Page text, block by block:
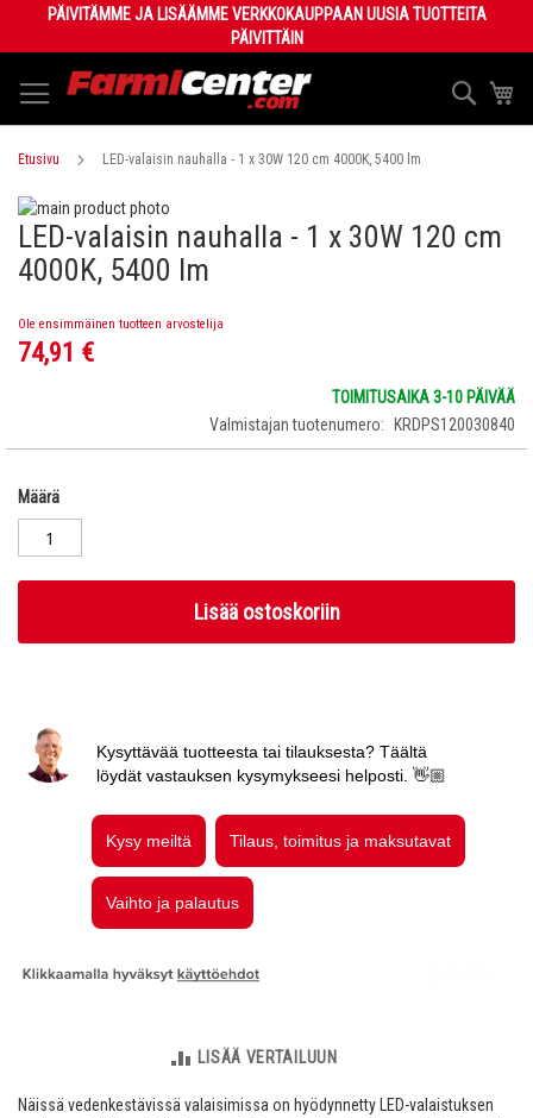
Content
PÄIVITÄMME JA LISÄÄMME VERKKOKAUPPAAN UUSIA TUOTTEITA
PÄIVITTÄIN
Haku
Etusivu LED-valaisin nauhalla - 1 x 30W 120 cm 4000K, 5400 lm
Skip
to
the
end
the
images
Skip
to
the
of
the
LED-valaisin nauhalla - 1 x 30W 120 cm
4000K, 5400 lm
Ole ensimmäinen tuotteen arvostelija
74,91 €
TOIMITUSAIKA 3-10 PÄIVÄÄ
Valmistajan tuotenumero
KRDPS120030840
Määrä
Lisää ostoskoriin
LISÄÄ VERTAILUUN
Näissä vedenkestävissä valaisimissa on hyödynnetty LED-valaistuksen